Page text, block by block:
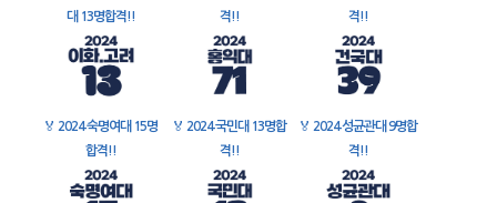
대 13명합격!!
격!!
격!!
🏅 2024 숙명여대 15명
합격!!
🏅 2024 국민대 13명합
격!!
🏅 2024 성균관대 9명합
격!!